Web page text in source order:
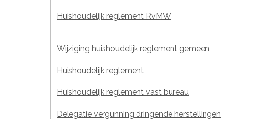
Huishoudelijk reglement RvMW
Wijziging huishoudelijk reglement gemeen
Huishoudelijk reglement
Huishoudelijk reglement vast bureau
Delegatie vergunning dringende herstellingen